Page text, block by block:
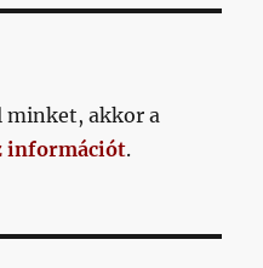
minket, akkor a
információt.